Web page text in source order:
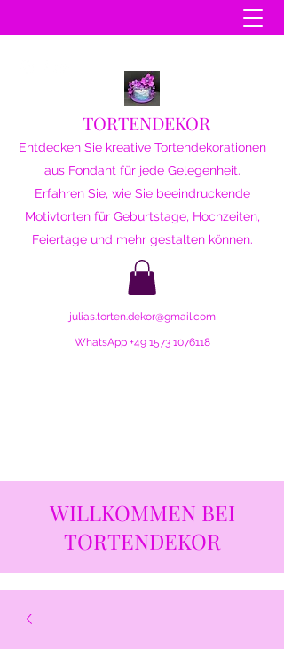
TORTENDEKOR
Entdecken Sie kreative Tortendekorationen
aus Fondant für jede Gelegenheit.
Erfahren Sie, wie Sie beeindruckende
Motivtorten für Geburtstage, Hochzeiten,
Feiertage und mehr gestalten können.
julias.torten.dekor@gmail.com
WhatsApp +49 1573 1076118
WILLKOMMEN BEI
TORTENDEKOR